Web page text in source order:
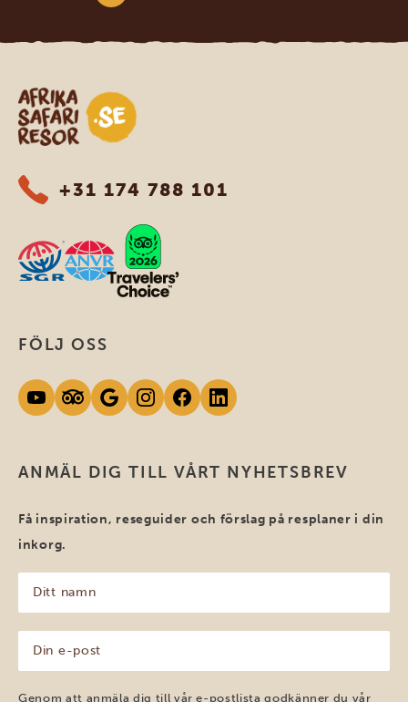
Safari-resor i Afrika
+31 174 788 101
ANMÄL DIG TILL VÅRT NYHETSBREV
Få inspiration, reseguider och förslag på resplaner i din
inkorg.
namn
(Obligatoriskt)
post
(Obligatoriskt)
Genom att anmäla dig till vår e-postlista godkänner du vår
FÖLJ OSS